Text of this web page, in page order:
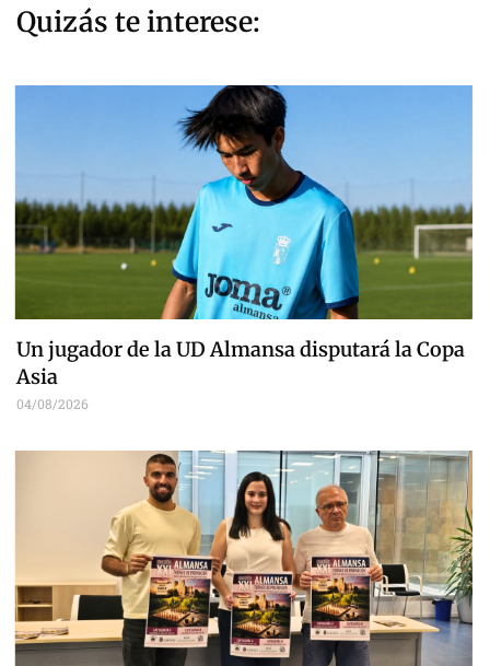
Quizás te interese:
Un jugador de la UD Almansa disputará la Copa
Asia
04/08/2026